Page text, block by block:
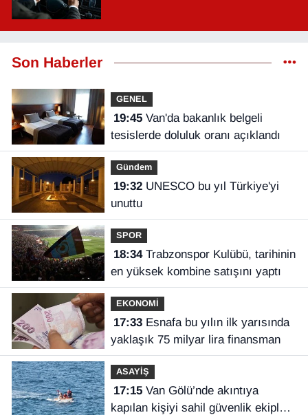
Son Haberler
GENEL
19:45Van'da bakanlık belgeli
tesislerde doluluk oranı açıklandı
Gündem
19:32UNESCO bu yıl Türkiye'yi
unuttu
SPOR
18:34Trabzonspor Kulübü, tarihinin
en yüksek kombine satışını yaptı
EKONOMİ
17:33Esnafa bu yılın ilk yarısında
yaklaşık 75 milyar lira finansman
ASAYİŞ
17:15Van Gölü’nde akıntıya
kapılan kişiyi sahil güvenlik ekipleri